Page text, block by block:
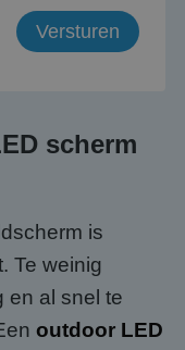
scherm
is
Te weinig
en al snel te
outdoor LED